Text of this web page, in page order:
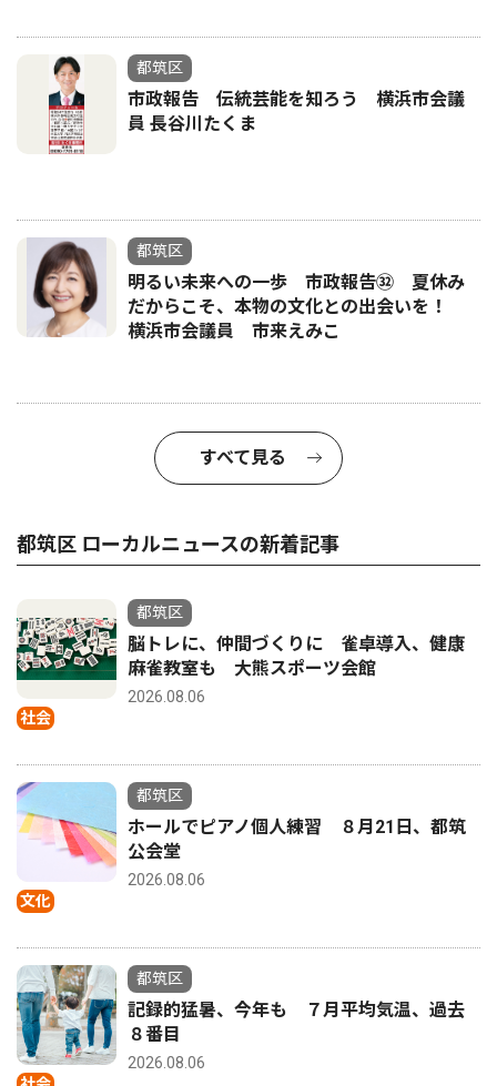
都筑区
市政報告 伝統芸能を知ろう 横浜市会議
員 長谷川たくま
都筑区
明るい未来への一歩 市政報告㉜ 夏休み
だからこそ、本物の文化との出会いを！
横浜市会議員 市来えみこ
すべて見る
都筑区 ローカルニュースの新着記事
社会
都筑区
脳トレに、仲間づくりに 雀卓導入、健康
麻雀教室も 大熊スポーツ会館
2026.08.06
文化
都筑区
ホールでピアノ個人練習 ８月21日、都筑
公会堂
2026.08.06
都筑区
記録的猛暑、今年も ７月平均気温、過去
８番目
2026.08.06